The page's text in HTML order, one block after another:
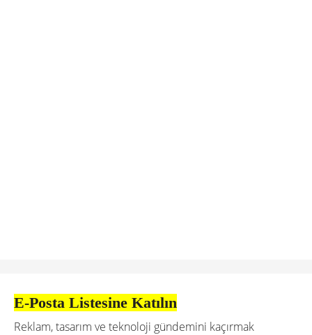
E-Posta Listesine Katılın
Reklam, tasarım ve teknoloji gündemini kaçırmak